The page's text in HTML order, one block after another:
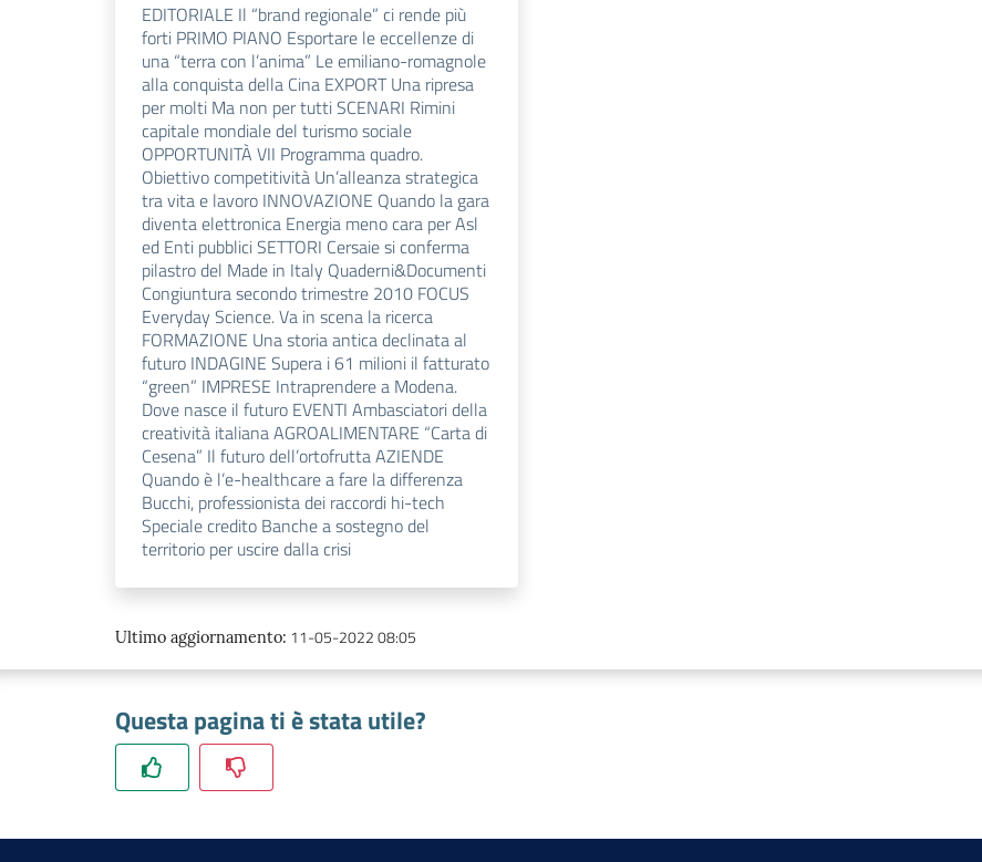
EDITORIALE Il “brand regionale” ci rende più
forti PRIMO PIANO Esportare le eccellenze di
una “terra con l’anima” Le emiliano-romagnole
alla conquista della Cina EXPORT Una ripresa
per molti Ma non per tutti SCENARI Rimini
capitale mondiale del turismo sociale
OPPORTUNITÀ VII Programma quadro.
Obiettivo competitività Un’alleanza strategica
tra vita e lavoro INNOVAZIONE Quando la gara
diventa elettronica Energia meno cara per Asl
ed Enti pubblici SETTORI Cersaie si conferma
pilastro del Made in Italy Quaderni&Documenti
Congiuntura secondo trimestre 2010 FOCUS
Everyday Science. Va in scena la ricerca
FORMAZIONE Una storia antica declinata al
futuro INDAGINE Supera i 61 milioni il fatturato
“green” IMPRESE Intraprendere a Modena.
Dove nasce il futuro EVENTI Ambasciatori della
creatività italiana AGROALIMENTARE “Carta di
Cesena” Il futuro dell’ortofrutta AZIENDE
Quando è l’e-healthcare a fare la differenza
Bucchi, professionista dei raccordi hi-tech
Speciale credito Banche a sostegno del
territorio per uscire dalla crisi
Ultimo aggiornamento: 11-05-2022 08:05
Questa pagina ti è stata utile?